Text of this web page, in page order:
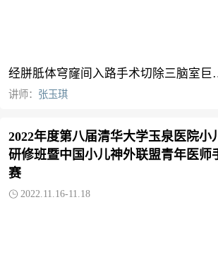
经胼胝体穹窿间入路手术切除三脑室巨
肿瘤
讲师： 张玉琪
2022年度第八届清华大学玉泉医院小
研修班暨中国小儿神外联盟青年医师
赛
2022.11.16-11.18